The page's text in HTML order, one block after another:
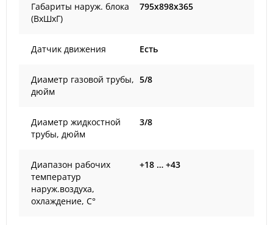
Габариты наруж. блока
(ВxШxГ)
795x898x365
Датчик движения Есть
Диаметр газовой трубы,
дюйм
5/8
Диаметр жидкостной
трубы, дюйм
3/8
Диапазон рабочих
температур
наруж.воздуха,
охлаждение, С°
+18 … +43